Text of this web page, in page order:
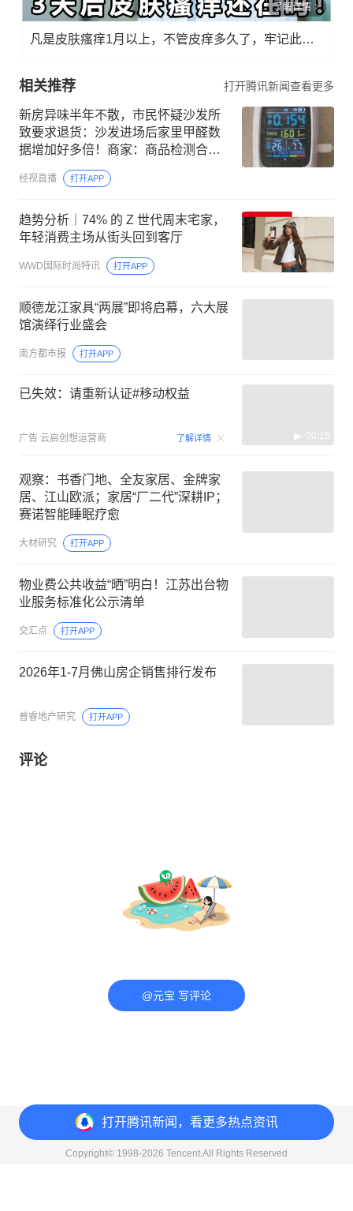
打开腾讯新闻，看更多热点资讯
了解详情
凡是皮肤瘙痒1月以上，不管皮痒多久了，牢记此法，快！准！狠！
相关推荐 打开腾讯新闻查看更多
新房异味半年不散，市民怀疑沙发所
致要求退货：沙发进场后家里甲醛数
据增加好多倍！商家：商品检测合
格，建议从其他方面找原因
经视直播 打开APP
趋势分析｜74% 的 Z 世代周末宅家，
年轻消费主场从街头回到客厅
WWD国际时尚特讯 打开APP
顺德龙江家具“两展”即将启幕，六大展
馆演绎行业盛会
南方都市报 打开APP
已失效：请重新认证#移动权益
广告 云启创想运营商 了解详情 00:15
观察：书香门地、全友家居、金牌家
居、江山欧派；家居“厂二代”深耕IP；
赛诺智能睡眠疗愈
大材研究 打开APP
物业费公共收益“晒”明白！江苏出台物
业服务标准化公示清单
交汇点 打开APP
2026年1-7月佛山房企销售排行发布
普睿地产研究 打开APP
评论
@元宝 写评论
意见反馈 举报中心 隐私政策
Copyright© 1998-2026 Tencent.All Rights Reserved